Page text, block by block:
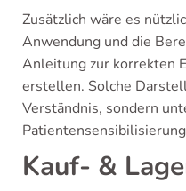
Zusätzlich wäre es
Anwendung und die
Anleitung zur korrekten
erstellen. Solche
Verständnis, sondern
Kauf- &